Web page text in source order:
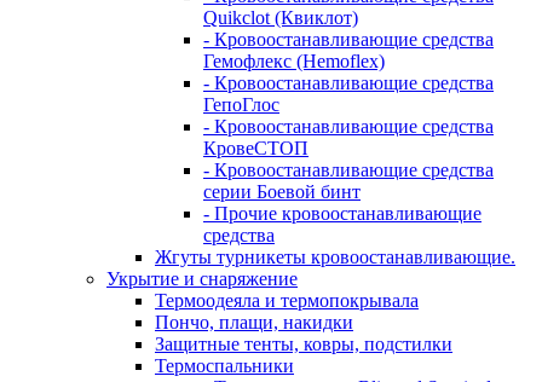
Quikclot (Квиклот)
- Кровоостанавливающие средства
Гемофлекс (Hemoflex)
- Кровоостанавливающие средства
ГепоГлос
- Кровоостанавливающие средства
КровеСТОП
- Кровоостанавливающие средства
серии Боевой бинт
- Прочие кровоостанавливающие
средства
Жгуты турникеты кровоостанавливающие.
Укрытие и снаряжение
Термоодеяла и термопокрывала
Пончо, плащи, накидки
Защитные тенты, ковры, подстилки
Термоспальники